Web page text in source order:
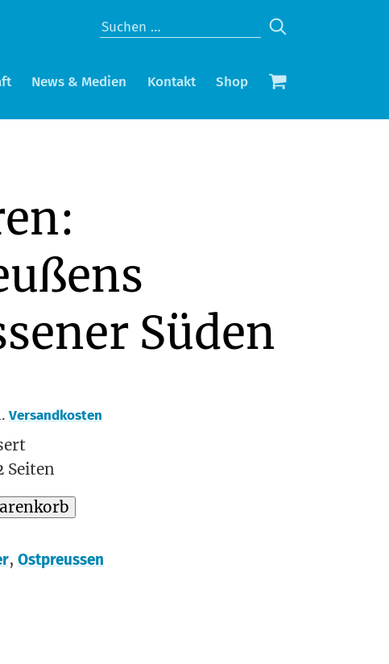
News & Medien Kontakt Shop
Süden
Versandkosten
Seiten
,Ostpreussen